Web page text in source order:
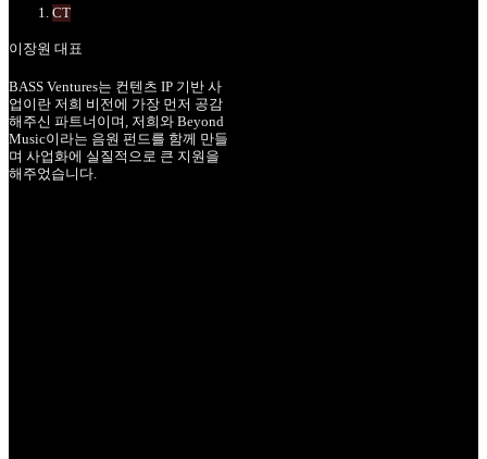
CT
이장원 대표
BASS Ventures는 컨텐츠 IP 기반 사
업이란 저희 비전에 가장 먼저 공감
해주신 파트너이며, 저희와 Beyond
Music이라는 음원 펀드를 함께 만들
며 사업화에 실질적으로 큰 지원을
해주었습니다.